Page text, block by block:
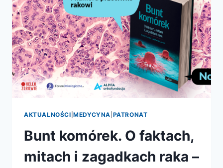
AKTUALNOŚCI |MEDYCYNA PATRONAT
Bunt komórek. O faktach,
mitach i zagadkach raka –